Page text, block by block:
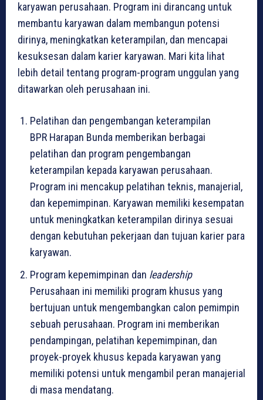
karyawan perusahaan. Program ini dirancang untuk
membantu karyawan dalam membangun potensi
dirinya, meningkatkan keterampilan, dan mencapai
kesuksesan dalam karier karyawan. Mari kita lihat
lebih detail tentang program-program unggulan yang
ditawarkan oleh perusahaan ini.
Pelatihan dan pengembangan keterampilan
BPR Harapan Bunda memberikan berbagai
pelatihan dan program pengembangan
keterampilan kepada karyawan perusahaan.
Program ini mencakup pelatihan teknis, manajerial,
dan kepemimpinan. Karyawan memiliki kesempatan
untuk meningkatkan keterampilan dirinya sesuai
dengan kebutuhan pekerjaan dan tujuan karier para
karyawan.
Program kepemimpinan dan leadership
Perusahaan ini memiliki program khusus yang
bertujuan untuk mengembangkan calon pemimpin
sebuah perusahaan. Program ini memberikan
pendampingan, pelatihan kepemimpinan, dan
proyek-proyek khusus kepada karyawan yang
memiliki potensi untuk mengambil peran manajerial
di masa mendatang.